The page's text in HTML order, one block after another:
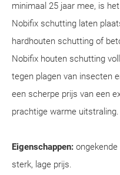
minimaal 25 jaar mee, is
Nobifix schutting laten
hardhouten schutting of
Nobifix houten schutting
tegen plagen van insecten
een scherpe prijs van een
prachtige warme uitstraling.
Eigenschappen:
sterk, lage prijs.